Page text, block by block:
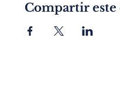
Compartir este